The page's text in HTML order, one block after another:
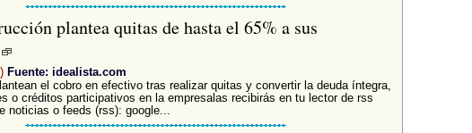
plantea quitas de hasta el 65% a sus
Fuente: idealista.com
el cobro en efectivo tras realizar quitas y convertir la deuda íntegra,
o créditos participativos en la empresalas recibirás en tu lector de rss
noticias o feeds (rss): google...